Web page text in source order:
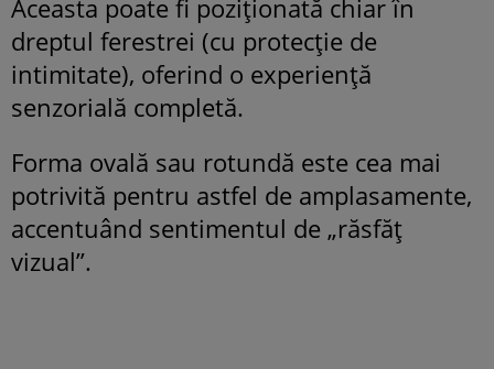
Aceasta poate fi poziționată chiar în
dreptul ferestrei (cu protecție de
intimitate), oferind o experiență
senzorială completă.
Forma ovală sau rotundă este cea mai
potrivită pentru astfel de amplasamente,
accentuând sentimentul de „răsfăț
vizual”.